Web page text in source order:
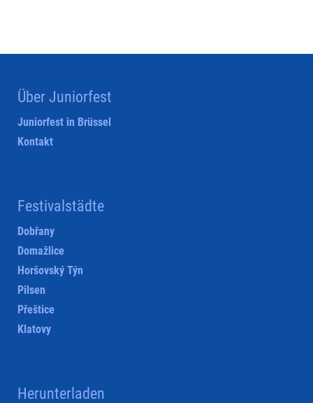
Über Juniorfest
Juniorfest in Brüssel
Kontakt
Festivalstädte
Dobřany
Domažlice
Horšovský Týn
Pilsen
Přeštice
Klatovy
Herunterladen